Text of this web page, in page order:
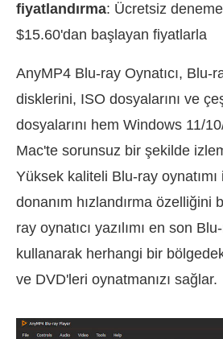
fiyatlandırma: Ücretsiz
$15.60'dan başlayan fiyatlarla
AnyMP4 Blu-ray Oynatıcı, Blu-
disklerini, ISO dosyalarını ve
dosyalarını hem Windows 11/
Mac'te sorunsuz bir şekilde
Yüksek kaliteli Blu-ray
donanım hızlandırma özelliğini
ray oynatıcı yazılımı en son
kullanarak herhangi bir
ve DVD'leri oynatmanızı sağlar.